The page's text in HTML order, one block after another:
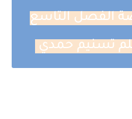
الفصل التاسع